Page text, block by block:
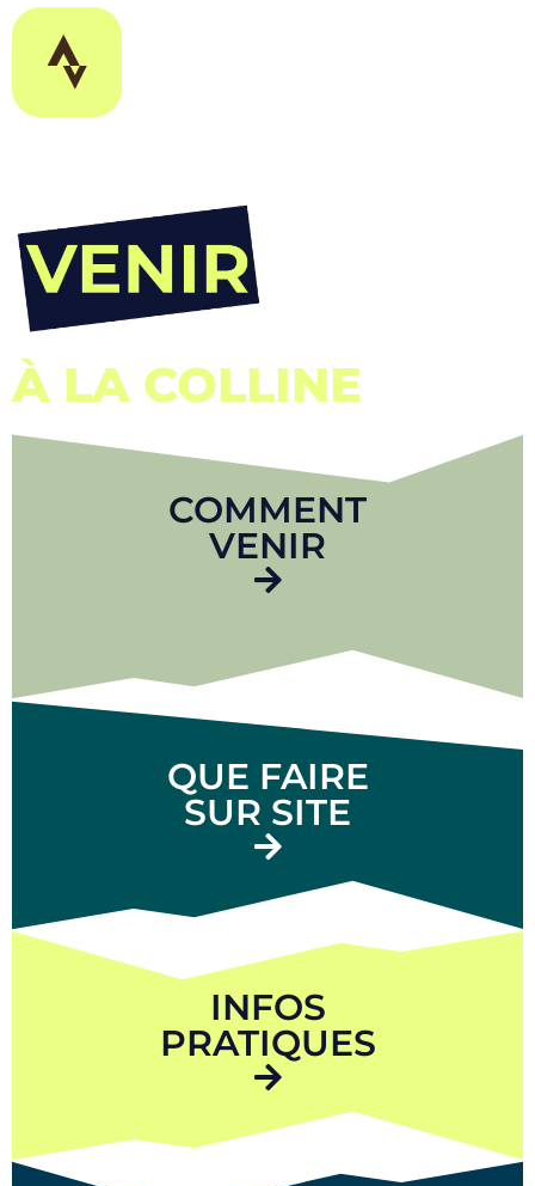
À LA COLLINE
COMMENT
VENIR
QUE FAIRE
SUR SITE
INFOS
PRATIQUES